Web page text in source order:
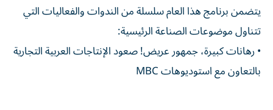
يتضمن برنامج هذا العام سلسلة من الندوات والفعاليات التي
تتناول موضوعات الصناعة الرئيسية:
• رهانات كبيرة، جمهور عريض! صعود الإنتاجات العربية التجارية
بالتعاون مع استوديوهات MBC